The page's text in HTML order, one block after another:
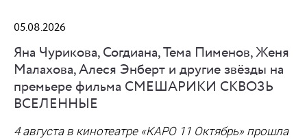
05.08.2026
Яна Чурикова, Согдиана, Тема Пименов, Женя
Малахова, Алеся Энберт и другие звёзды на
премьере фильма СМЕШАРИКИ СКВОЗЬ
ВСЕЛЕННЫЕ
4 августа в кинотеатре «КАРО 11 Октябрь» прошла